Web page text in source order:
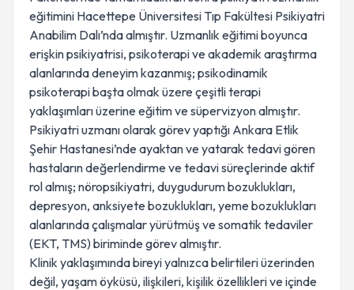
eğitimini Hacettepe Üniversitesi Tıp Fakültesi Psikiyatri
Anabilim Dalı’nda almıştır. Uzmanlık eğitimi boyunca
erişkin psikiyatrisi, psikoterapi ve akademik araştırma
alanlarında deneyim kazanmış; psikodinamik
psikoterapi başta olmak üzere çeşitli terapi
yaklaşımları üzerine eğitim ve süpervizyon almıştır.
Psikiyatri uzmanı olarak görev yaptığı Ankara Etlik
Şehir Hastanesi’nde ayaktan ve yatarak tedavi gören
hastaların değerlendirme ve tedavi süreçlerinde aktif
rol almış; nöropsikiyatri, duygudurum bozuklukları,
depresyon, anksiyete bozuklukları, yeme bozuklukları
alanlarında çalışmalar yürütmüş ve somatik tedaviler
(EKT, TMS) biriminde görev almıştır.
Klinik yaklaşımında bireyi yalnızca belirtileri üzerinden
değil, yaşam öyküsü, ilişkileri, kişilik özellikleri ve içinde